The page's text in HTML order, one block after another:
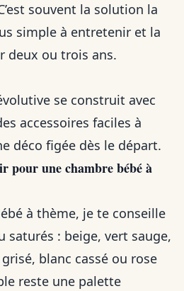
souvent la solution la
simple à entretenir et la
deux ou trois ans.
se construit avec
accessoires faciles à
déco figée dès le départ.
pour une chambre bébé à
à thème, je te conseille
saturés : beige, vert sauge,
blanc cassé ou rose
reste une palette